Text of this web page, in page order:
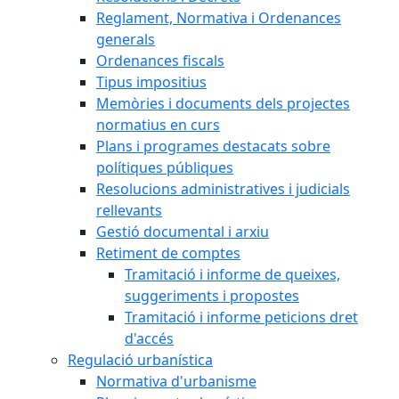
Reglament, Normativa i Ordenances
generals
Ordenances fiscals
Tipus impositius
Memòries i documents dels projectes
normatius en curs
Plans i programes destacats sobre
polítiques públiques
Resolucions administratives i judicials
rellevants
Gestió documental i arxiu
Retiment de comptes
Tramitació i informe de queixes,
suggeriments i propostes
Tramitació i informe peticions dret
d'accés
Regulació urbanística
Normativa d'urbanisme